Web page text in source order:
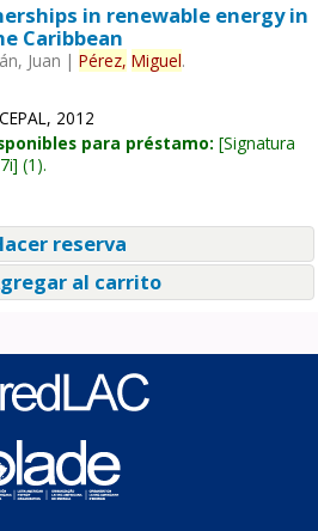
in renewable energy in
Caribbean
Juan | Pérez, Miguel.
2012
para préstamo: Signatura
(1).
reserva
al carrito